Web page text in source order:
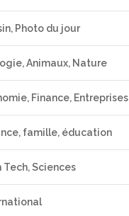
Photo du jour
Animaux, Nature
Finance, Entreprises
famille, éducation
Tech, Sciences